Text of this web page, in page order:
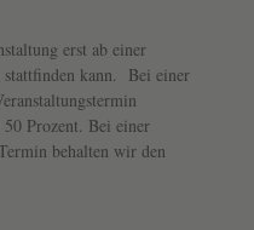
erst ab einer
stattfinden kann. Bei einer
Prozent. Bei einer
behalten wir den